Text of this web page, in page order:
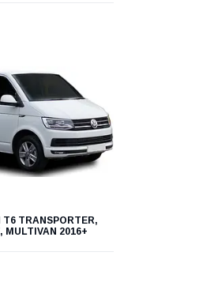
T6 TRANSPORTER,
MULTIVAN 2016+